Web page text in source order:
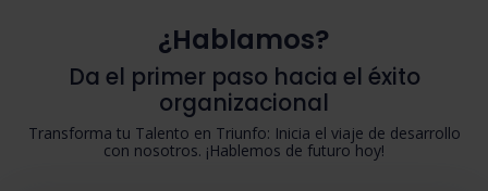
¿Hablamos?
Da el primer paso hacia el éxito
organizacional
Transforma tu Talento en Triunfo: Inicia el viaje de desarrollo
con nosotros. ¡Hablemos de futuro hoy!